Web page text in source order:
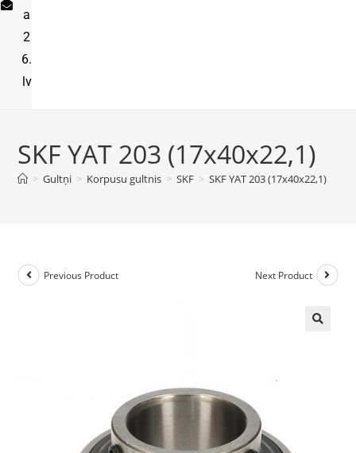
a
2
6.
lv
SKF YAT 203 (17x40x22,1)
> Gultņi > Korpusu gultnis > SKF > SKF YAT 203 (17x40x22,1)
Previous Product Next Product